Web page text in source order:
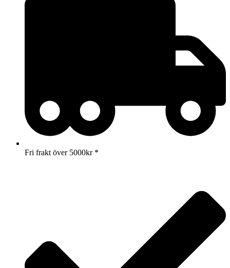
Fri frakt över 5000kr *